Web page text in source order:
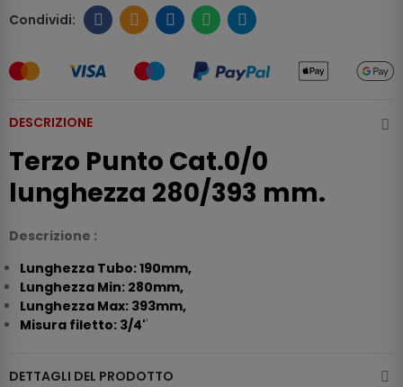
DESCRIZIONE
Terzo Punto Cat.0/0
lunghezza 280/393 mm.
Descrizione :
Lunghezza Tubo: 190mm,
Lunghezza Min: 280mm,
Lunghezza Max: 393mm,
Misura filetto: 3/4''
DETTAGLI DEL PRODOTTO